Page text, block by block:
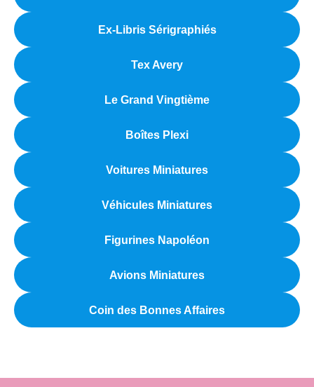
Ex-Libris Sérigraphiés
Tex Avery
Le Grand Vingtième
Boîtes Plexi
Voitures Miniatures
Véhicules Miniatures
Figurines Napoléon
Avions Miniatures
Coin des Bonnes Affaires